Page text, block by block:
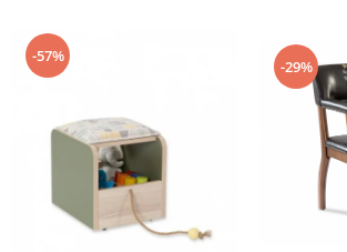
-57%
-29%